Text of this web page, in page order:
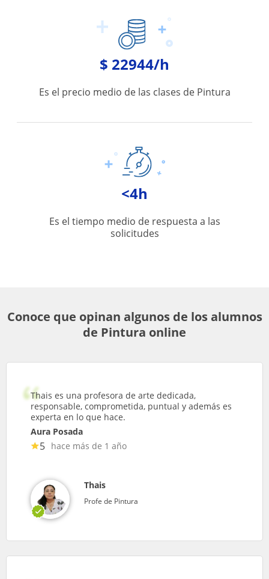
$ 22944/h
Es el precio medio de las clases de Pintura
<4h
Es el tiempo medio de respuesta a las
solicitudes
Conoce que opinan algunos de los alumnos
de Pintura online
Thais es una profesora de arte dedicada,
responsable, comprometida, puntual y además es
experta en lo que hace.
Aura Posada
5 hace más de 1 año
Thais
Profe de Pintura